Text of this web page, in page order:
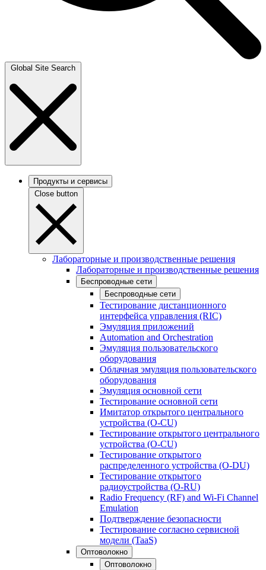
Global Site Search
Продукты и сервисы
Close button
Лабораторные и производственные решения
Лабораторные и производственные решения
Беспроводные сети
Беспроводные сети
Тестирование дистанционного
интерфейса управления (RIC)
Эмуляция приложений
Automation and Orchestration
Эмуляция пользовательского
оборудования
Облачная эмуляция пользовательского
оборудования
Эмуляция основной сети
Тестирование основной сети
Имитатор открытого центрального
устройства (O-CU)
Тестирование открытого центрального
устройства (O-CU)
Тестирование открытого
распределенного устройства (O-DU)
Тестирование открытого
радиоустройства (O-RU)
Radio Frequency (RF) and Wi-Fi Channel
Emulation
Подтверждение безопасности
Тестирование согласно сервисной
модели (TaaS)
Оптоволокно
Оптоволокно